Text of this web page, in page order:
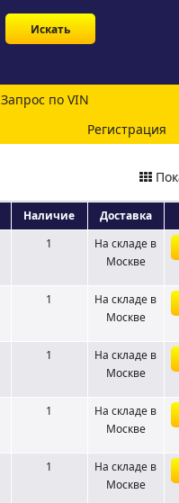
Запрос по VIN
Регистрация
Наличие
Доставка
1 На складе в
Москве
1 На складе в
Москве
1 На складе в
Москве
1 На складе в
Москве
1 На складе в
Москве